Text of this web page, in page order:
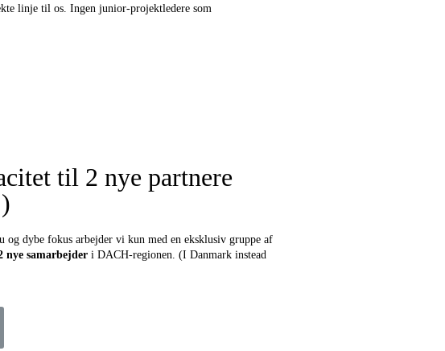
linje til os. Ingen junior-projektledere som
til 2 nye partnere
og dybe fokus arbejder vi kun med en eksklusiv gruppe af
nye samarbejder i DACH-regionen. (I Danmark instead